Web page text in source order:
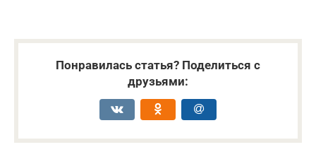
Понравилась статья? Поделиться с
друзьями: